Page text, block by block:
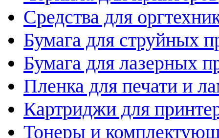
Средства для
Бумага для струйных
Бумага для лазерных
Пленка для печати и
Картриджи для
Тонеры и